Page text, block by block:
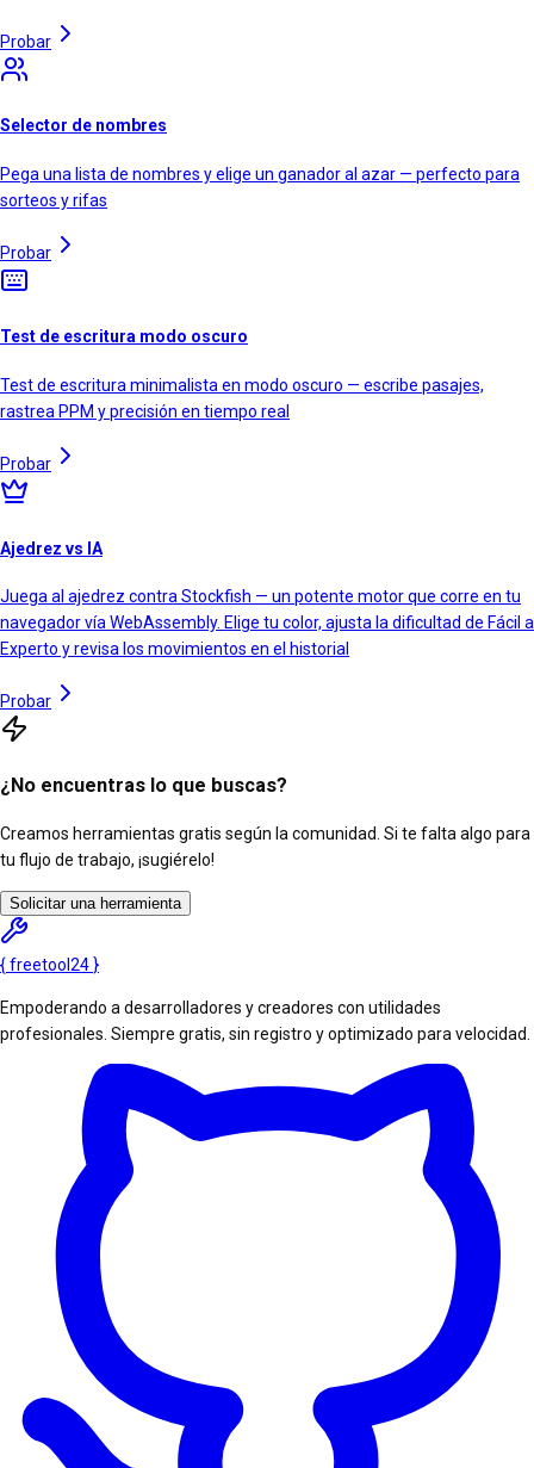
Probar
Selector de nombres
Pega una lista de nombres y elige un ganador al azar — perfecto para
sorteos y rifas
Probar
Test de escritura modo oscuro
Test de escritura minimalista en modo oscuro — escribe pasajes,
rastrea PPM y precisión en tiempo real
Probar
Ajedrez vs IA
Juega al ajedrez contra Stockfish — un potente motor que corre en tu
navegador vía WebAssembly. Elige tu color, ajusta la dificultad de Fácil a
Experto y revisa los movimientos en el historial
Probar
¿No encuentras lo que buscas?
Creamos herramientas gratis según la comunidad. Si te falta algo para
tu flujo de trabajo, ¡sugiérelo!
Solicitar una herramienta
{freetool 24 }
Empoderando a desarrolladores y creadores con utilidades
profesionales. Siempre gratis, sin registro y optimizado para velocidad.